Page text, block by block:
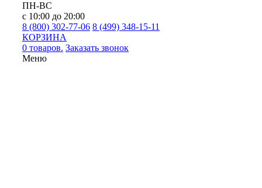
ПН-ВС
с 10:00 до 20:00
8 (800) 302-77-06 8 (499) 348-15-11
КОРЗИНА
0 товаров. Заказать звонок
Меню